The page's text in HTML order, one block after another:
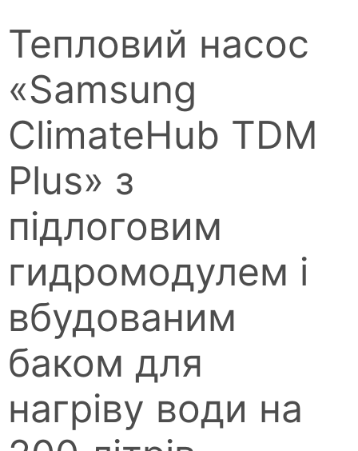
Тепловий насос
«Samsung
ClimateHub TDM
Plus» з
підлоговим
гидромодулем і
вбудованим
баком для
нагріву води на